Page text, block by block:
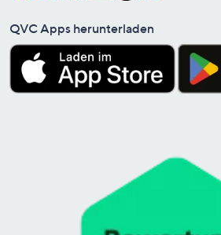
QVC Apps herunterladen